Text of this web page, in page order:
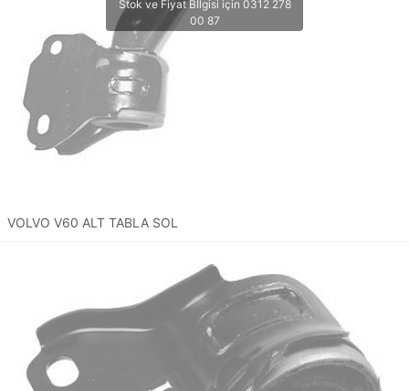
VOLVO V60 ALT TABLA SOL